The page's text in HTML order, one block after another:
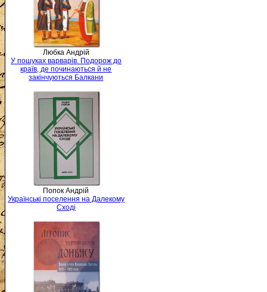
Любка Андрій
У пошуках варварів. Подорож до
країв, де починаються й не
закінчуються Балкани
Попок Андрій
Українські поселення на Далекому
Сході